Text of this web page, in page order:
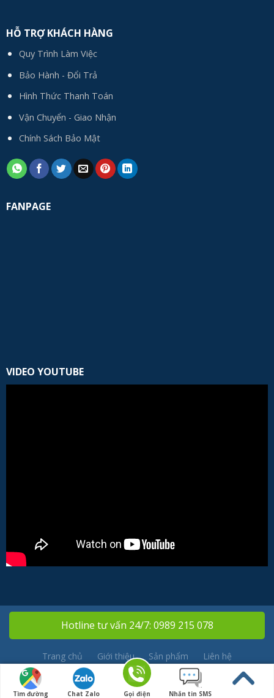
HỖ TRỢ KHÁCH HÀNG
Quy Trình Làm Việc
Bảo Hành - Đổi Trả
Hình Thức Thanh Toán
Vận Chuyển - Giao Nhận
Chính Sách Bảo Mật
FANPAGE
VIDEO YOUTUBE
Cám Ơn Qúy Vị:
Hotline tư vấn 24/7: 0989 215 078
Trang chủ Giới thiệu Sản phẩm Liên hệ
Copyright 2026 © Nhà Thầu Nam Ngọc
Tìm đường Chat Zalo Gọi điện Nhắn tin SMS